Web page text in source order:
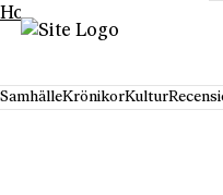
Hoppa till innehåll
SamhälleKrönikorKultur